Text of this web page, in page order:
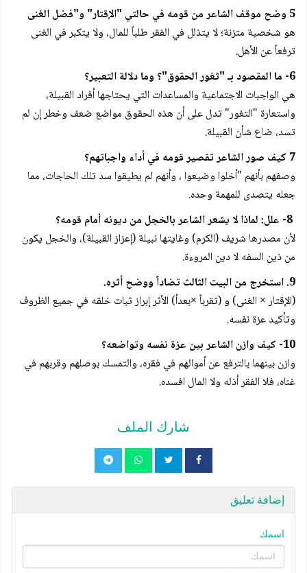
5 وضح موقف الشاعر من قومه في حالتي "الإقتار" و"فضل الغنى
هو شخصية متزنة؛ لا يتذلل في الفقر طلباً للمال، ولا يتكبر في الغنى
ترفعاً عن الأهل.
6- ما المقصود بـ "ثغور الحقوق"؟ وما دلالة التعبير؟
هي الواجبات الاجتماعية والمساعدات التي يحتاجها أفراد القبيلة،
واستعارة "التغور" تدل على أن هذه الحقوق مواضع ضعف وخطر إن لم
تسد، ضاع شأن القبيلة.
7 كيف صور الشاعر تقصير قومه في أداء واجباتهم؟
وصفهم بأنهم "أخلوا وضيعوا ، وأنهم لم يطيقوا سد تلك الحاجات، مما
جعله يتصدى للمهمة وحده.
لأن مصدرها شريف (الكرم) وغايتها نبيلة (إعزاز القبيلة)، والخجل يكون
من ذين السفه لا دين المروءة.
9. استخرج من البيت الثالث تضاداً ووضح أثره.
(الإقتار × الغنى) و (تقرباً ×بعدأ) الأثر إبراز ثبات خلقه في جميع الظروف
وتأكيد عزة نفسه.
10- كيف وازن الشاعر بين عزة نفسه وتواضعه؟
وازن بينهما بالترفع عن أموالهم في فقره، والتمسك بوصلهم وقربهم في
غناه، فلا الفقر أذله ولا المال افسده.
شارك الملف
إضافة تعليق
اسمك